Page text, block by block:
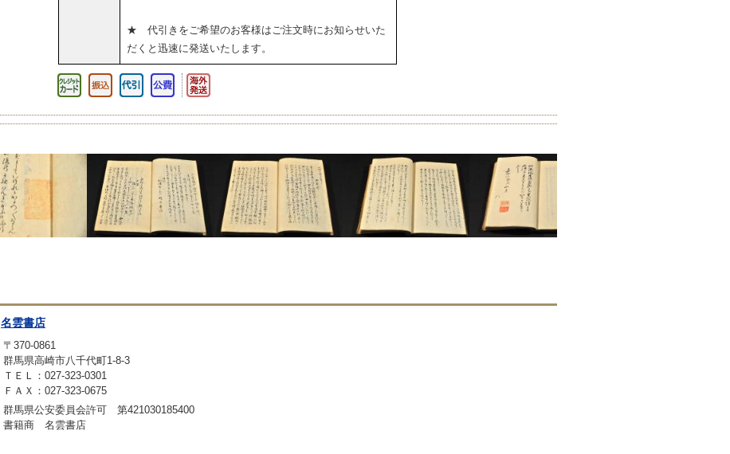
★ 代引きをご希望のお客様はご注文時にお知らせいた
だくと迅速に発送いたします。
名雲書店
〒370-0861
群馬県高崎市八千代町1-8-3
ＴＥＬ：027-323-0301
ＦＡＸ：027-323-0675
群馬県公安委員会許可 第421030185400
書籍商 名雲書店